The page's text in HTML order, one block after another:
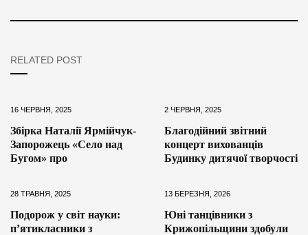
RELATED POST
16 ЧЕРВНЯ, 2025
Збірка Наталії Ярмійчук-
Запорожець «Село над
Бугом» про
2 ЧЕРВНЯ, 2025
Благодійний звітний
концерт вихованців
Будинку дитячої творчості
28 ТРАВНЯ, 2025
Подорож у світ науки:
п’ятикласники з
13 БЕРЕЗНЯ, 2026
Юні танцівники з
Крижопільщини здобули